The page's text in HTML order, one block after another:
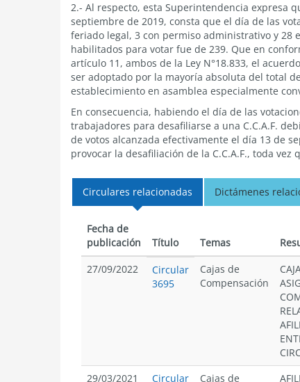
2.- Al respecto, esta Superintendencia expresa
septiembre de 2019, consta que el día de las
feriado legal, 3 con permiso administrativo y 28
habilitados para votar fue de 239. Que en
artículo 11, ambos de la Ley N°18.833, el
ser adoptado por la mayoría absoluta del total
establecimiento en asamblea especialmente
En consecuencia, habiendo el día de las
trabajadores para desafiliarse a una C.C.A.F.
de votos alcanzada efectivamente el día 13 de
provocar la desafiliación de la C.C.A.F., toda
Circulares relacionadas Dictámenes
Fecha de
publicación
Título Temas
27/09/2022
Circular
3695
Cajas de
Compensación
29/03/2021
Circular
Cajas de